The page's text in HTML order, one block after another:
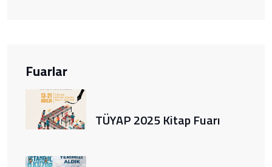
Fuarlar
TÜYAP 2025 Kitap Fuarı